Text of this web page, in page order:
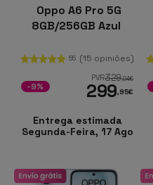
Oppo A6 Pro 5G
8GB/256GB Azul
55 (15 opiniões)
PVR329,94€
299,95€
-9%
Entrega estimada
Segunda-Feira, 17 Ago